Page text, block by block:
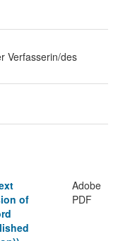
Verfasserin/des
of
Adobe
PDF